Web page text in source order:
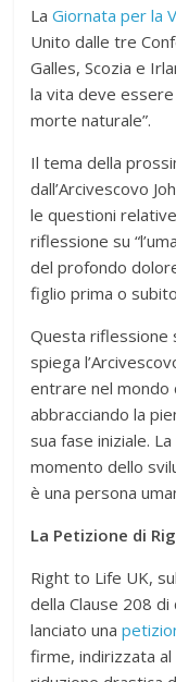
LaGiornata per la
Unito dalle tre
Galles, Scozia e
la vita deve
morte naturale”.
Il tema della
dall’Arcivescovo
le questioni
riflessione su
del profondo
figlio prima o
Questa riflessione
spiega
entrare nel mondo
abbracciando la
sua fase iniziale.
momento dello
è una persona
La Petizione di
Right to Life UK,
della Clause 208
lanciato una
firme, indirizzata